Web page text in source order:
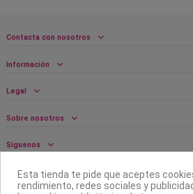
Contacta con nosotros
Información
Legal
Sobre nosotros
Síguenos
Boletín
Esta tienda te pide que aceptes
rendimiento, redes sociales y